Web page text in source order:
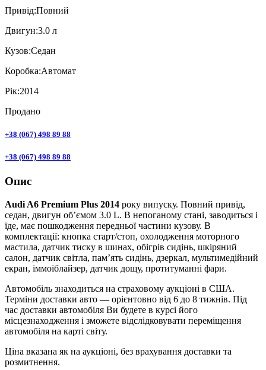
Привiд:Повний
Двигун:3.0 л
Кузов:Седан
Коробка:Автомат
Рік:2014
Продано
+38 (067) 498 89 88
+38 (067) 498 89 88
Опис
Audi A6 Premium Plus 2014 року випуску. Повний привід,
седан, двигун об’ємом 3.0 L. В непоганому стані, заводиться і
їде, має пошкодження передньої частини кузову. В
комплектації: кнопка старт/стоп, охолодження моторного
мастила, датчик тиску в шинах, обігрів сидінь, шкіряний
салон, датчик світла, пам’ять сидінь, дзеркал, мультимедійний
екран, іммоіблайзер, датчик дощу, протитуманні фари.
Автомобіль знаходиться на страховому аукціоні в США.
Терміни доставки авто — орієнтовно від 6 до 8 тижнів. Під
час доставки автомобіля Ви будете в курсі його
місцезнаходження і зможете відслідковувати переміщення
автомобіля на карті світу.
Ціна вказана як на аукціоні, без врахування доставки та
розмитнення.